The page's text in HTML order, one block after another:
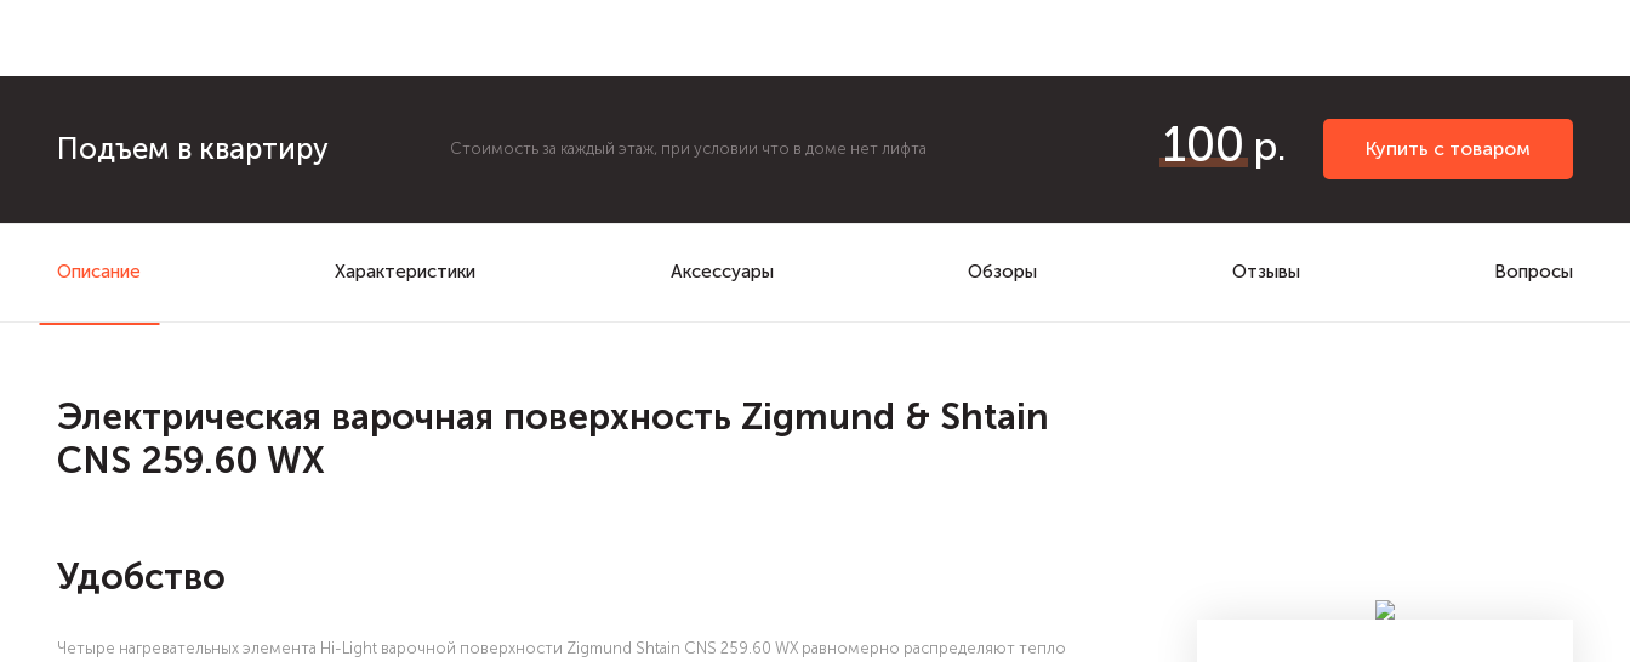
Подъем в квартиру Стоимость за каждый этаж, при условии что в доме нет лифта 100 Купить с товаром
Описание Характеристики Аксессуары Обзоры Отзывы Вопросы
Электрическая варочная поверхность Zigmund & Shtain
CNS 259.60 WX
Удобство
Четыре нагревательных элемента Hi-Light варочной поверхности Zigmund Shtain CNS 259.60 WX равномерно распределяют тепло